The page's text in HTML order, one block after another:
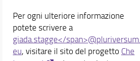
Per ogni ulteriore informazione
potete scrivere a
giada.stagge</span>@pluriversum.
eu, visitare il sito del progetto Che